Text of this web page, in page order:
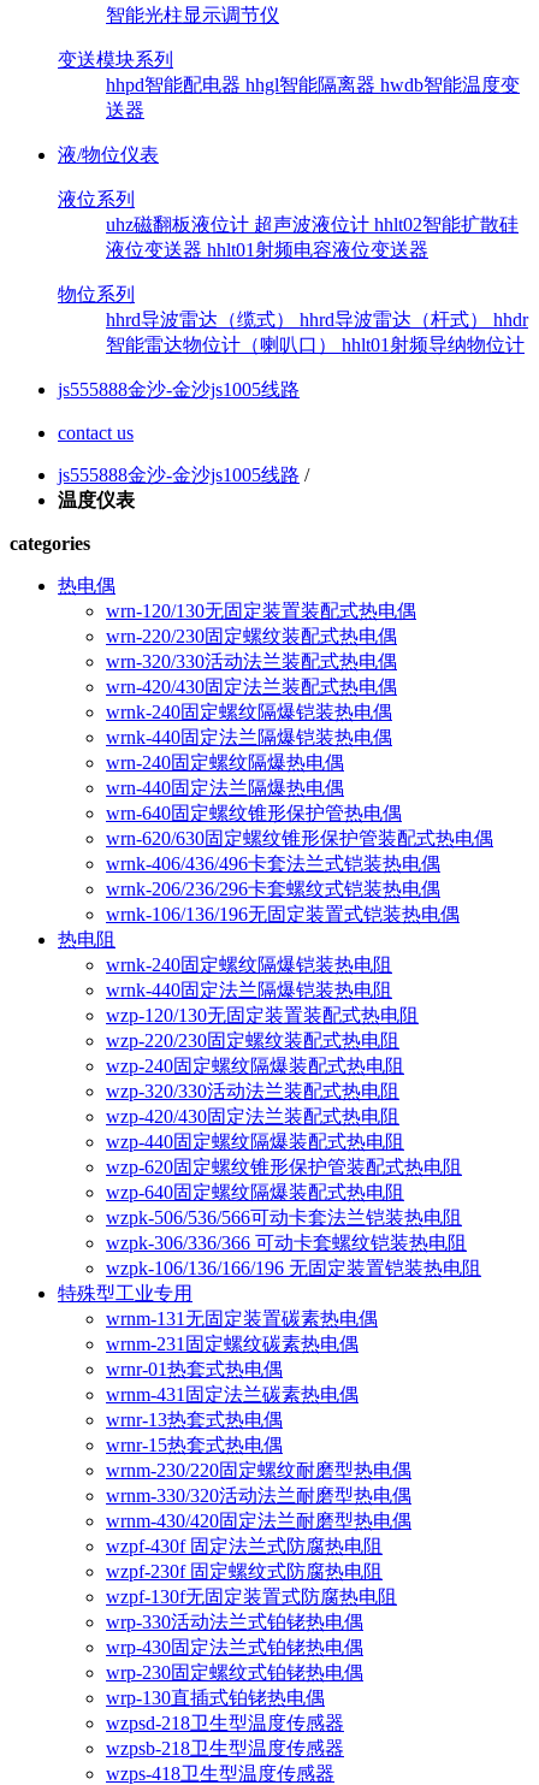
智能光柱显示调节仪
变送模块系列
hhpd智能配电器 hhgl智能隔离器 hwdb智能温度变
送器
液/物位仪表
液位系列
uhz磁翻板液位计 超声波液位计 hhlt02智能扩散硅
液位变送器 hhlt01射频电容液位变送器
物位系列
hhrd导波雷达（缆式） hhrd导波雷达（杆式） hhdr
智能雷达物位计（喇叭口） hhlt01射频导纳物位计
js555888金沙-金沙js1005线路
contact us
js555888金沙-金沙js1005线路 /
温度仪表
categories
热电偶
wrn-120/130无固定装置装配式热电偶
wrn-220/230固定螺纹装配式热电偶
wrn-320/330活动法兰装配式热电偶
wrn-420/430固定法兰装配式热电偶
wrnk-240固定螺纹隔爆铠装热电偶
wrnk-440固定法兰隔爆铠装热电偶
wrn-240固定螺纹隔爆热电偶
wrn-440固定法兰隔爆热电偶
wrn-640固定螺纹锥形保护管热电偶
wrn-620/630固定螺纹锥形保护管装配式热电偶
wrnk-406/436/496卡套法兰式铠装热电偶
wrnk-206/236/296卡套螺纹式铠装热电偶
wrnk-106/136/196无固定装置式铠装热电偶
热电阻
wrnk-240固定螺纹隔爆铠装热电阻
wrnk-440固定法兰隔爆铠装热电阻
wzp-120/130无固定装置装配式热电阻
wzp-220/230固定螺纹装配式热电阻
wzp-240固定螺纹隔爆装配式热电阻
wzp-320/330活动法兰装配式热电阻
wzp-420/430固定法兰装配式热电阻
wzp-440固定螺纹隔爆装配式热电阻
wzp-620固定螺纹锥形保护管装配式热电阻
wzp-640固定螺纹隔爆装配式热电阻
wzpk-506/536/566可动卡套法兰铠装热电阻
wzpk-306/336/366 可动卡套螺纹铠装热电阻
wzpk-106/136/166/196 无固定装置铠装热电阻
特殊型工业专用
wrnm-131无固定装置碳素热电偶
wrnm-231固定螺纹碳素热电偶
wrnr-01热套式热电偶
wrnm-431固定法兰碳素热电偶
wrnr-13热套式热电偶
wrnr-15热套式热电偶
wrnm-230/220固定螺纹耐磨型热电偶
wrnm-330/320活动法兰耐磨型热电偶
wrnm-430/420固定法兰耐磨型热电偶
wzpf-430f 固定法兰式防腐热电阻
wzpf-230f 固定螺纹式防腐热电阻
wzpf-130f无固定装置式防腐热电阻
wrp-330活动法兰式铂铑热电偶
wrp-430固定法兰式铂铑热电偶
wrp-230固定螺纹式铂铑热电偶
wrp-130直插式铂铑热电偶
wzpsd-218卫生型温度传感器
wzpsb-218卫生型温度传感器
wzps-418卫生型温度传感器